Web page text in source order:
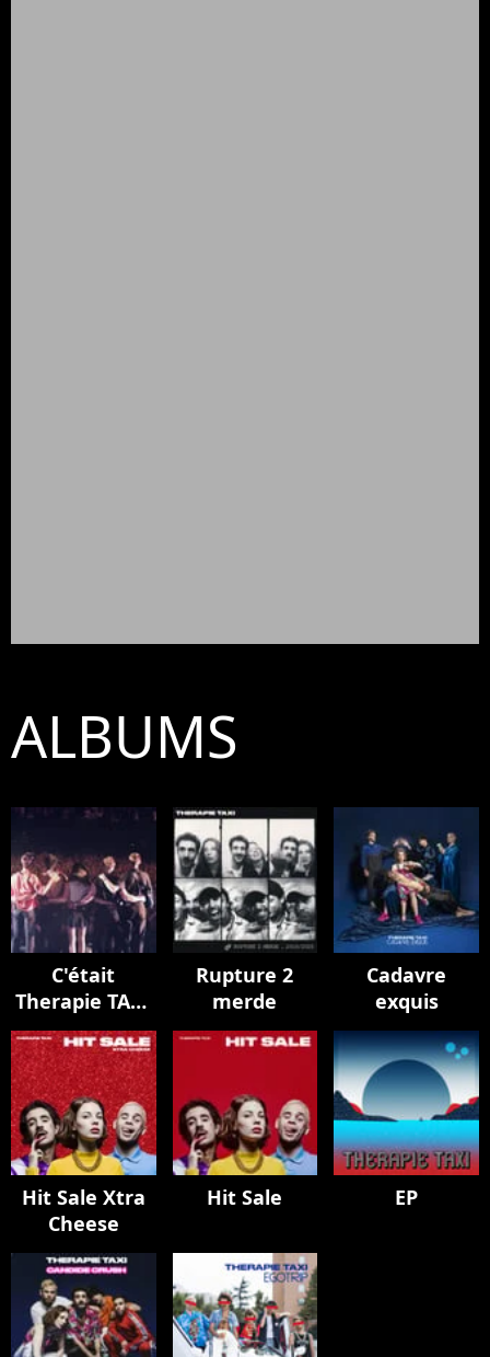
ALBUMS
C'était
Therapie TAXI
pour vous
servir - Live à
L'Olympia
Rupture 2
merde
Cadavre
exquis
Hit Sale Xtra
Cheese
Hit Sale EP